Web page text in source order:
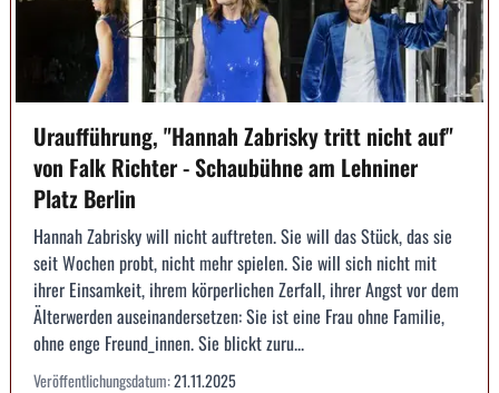
Uraufführung, "Hannah Zabrisky tritt nicht auf"
von Falk Richter - Schaubühne am Lehniner
Platz Berlin
Hannah Zabrisky will nicht auftreten. Sie will das Stück, das sie
seit Wochen probt, nicht mehr spielen. Sie will sich nicht mit
ihrer Einsamkeit, ihrem körperlichen Zerfall, ihrer Angst vor dem
Älterwerden auseinandersetzen: Sie ist eine Frau ohne Familie,
ohne enge Freund_innen. Sie blickt zuru...
Veröffentlichungsdatum:21.11.2025